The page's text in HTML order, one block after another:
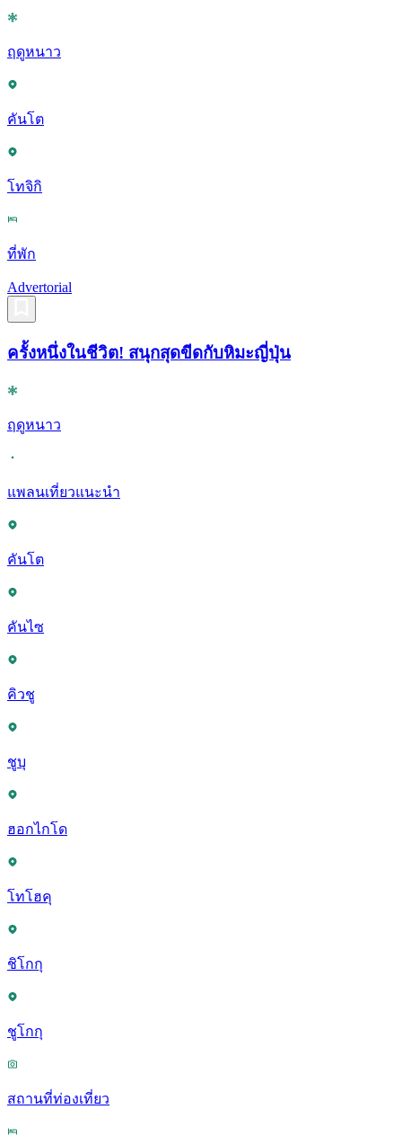
ฤดูหนาว
คันโต
โทจิกิ
ที่พัก
Advertorial
ครั้งหนึ่งในชีวิต! สนุกสุดขีดกับหิมะญี่ปุ่น
ฤดูหนาว
แพลนเที่ยวแนะนำ
คันโต
คันไซ
คิวชู
ชูบุ
ฮอกไกโด
โทโฮคุ
ชิโกกุ
ชูโกกุ
สถานที่ท่องเที่ยว